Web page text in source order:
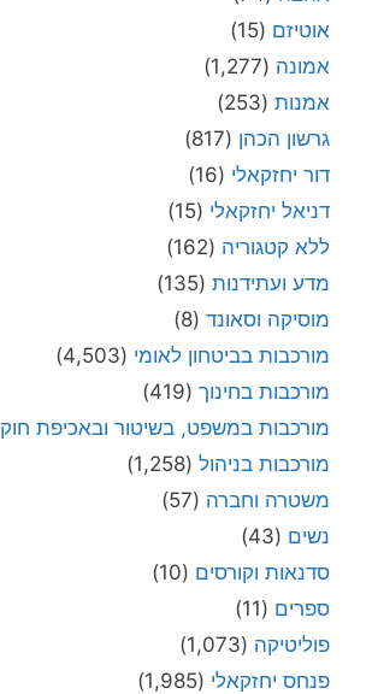
אוטיזם (15)
אמונה (1,277)
אמנות (253)
גרשון הכהן (817)
דור יחזקאלי (16)
דניאל יחזקאלי (15)
ללא קטגוריה (162)
מדע ועתידנות (135)
מוסיקה וסאונד (8)
מורכבות בביטחון לאומי (4,503)
מורכבות בחינוך (419)
מורכבות במשפט, בשיטור ובאכיפת חוק
מורכבות בניהול (1,258)
משטרה וחברה (57)
נשים (43)
סדנאות וקורסים (10)
ספרים (11)
פוליטיקה (1,073)
פנחס יחזקאלי (1,985)